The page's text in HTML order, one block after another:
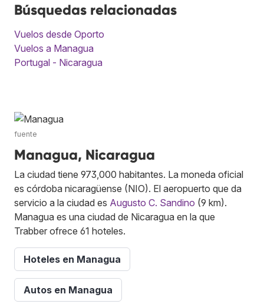
Búsquedas relacionadas
Vuelos desde Oporto
Vuelos a Managua
Portugal - Nicaragua
fuente
Managua, Nicaragua
La ciudad tiene 973,000 habitantes. La moneda oficial
es córdoba nicaragüense (NIO). El aeropuerto que da
servicio a la ciudad es Augusto C. Sandino (9 km).
Managua es una ciudad de Nicaragua en la que
Trabber ofrece 61 hoteles.
Hoteles en Managua
Autos en Managua